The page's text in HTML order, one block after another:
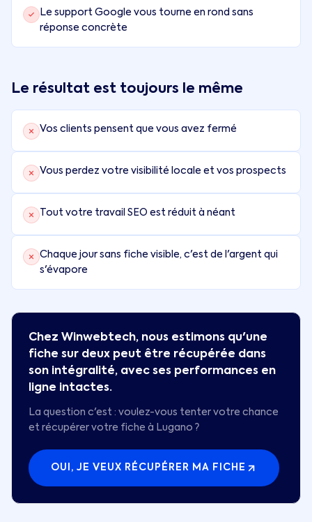
Le support Google vous tourne en rond sans
réponse concrète
Le résultat est toujours le même
Vos clients pensent que vous avez fermé
Vous perdez votre visibilité locale et vos prospects
Tout votre travail SEO est réduit à néant
Chaque jour sans fiche visible, c'est de l'argent qui
s'évapore
Chez Winwebtech, nous estimons qu'une
fiche sur deux peut être récupérée dans
son intégralité, avec ses performances en
ligne intactes.
La question c'est : voulez-vous tenter votre chance
et récupérer votre fiche à Lugano ?
OUI, JE VEUX RÉCUPÉRER MA FICHE